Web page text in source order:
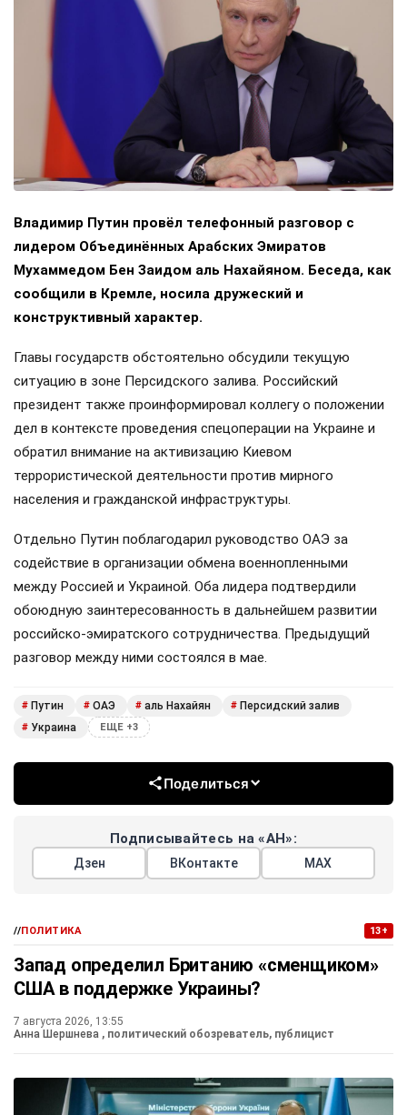
Владимир Путин провёл телефонный разговор с
лидером Объединённых Арабских Эмиратов
Мухаммедом Бен Заидом аль Нахайяном. Беседа, как
сообщили в Кремле, носила дружеский и
конструктивный характер.
Главы государств обстоятельно обсудили текущую
ситуацию в зоне Персидского залива. Российский
президент также проинформировал коллегу о положении
дел в контексте проведения спецоперации на Украине и
обратил внимание на активизацию Киевом
террористической деятельности против мирного
населения и гражданской инфраструктуры.
Отдельно Путин поблагодарил руководство ОАЭ за
содействие в организации обмена военнопленными
между Россией и Украиной. Оба лидера подтвердили
обоюдную заинтересованность в дальнейшем развитии
российско-эмиратского сотрудничества. Предыдущий
разговор между ними состоялся в мае.
# Путин # ОАЭ # аль Нахайян # Персидский залив
# Украина ЕЩЕ +3
Поделиться
Подписывайтесь на «АН»:
Дзен ВКонтакте МАХ
//ПОЛИТИКА 13+
Запад определил Британию «сменщиком»
США в поддержке Украины?
7 августа 2026, 13:55
Анна Шершнева , политический обозреватель, публицист